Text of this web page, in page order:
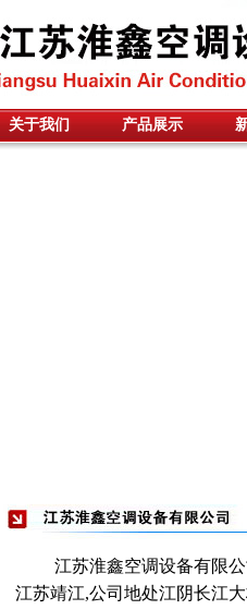
产品展示
关于我们
江苏淮鑫空调设备有限公
江苏靖江,公司地处江阴长江